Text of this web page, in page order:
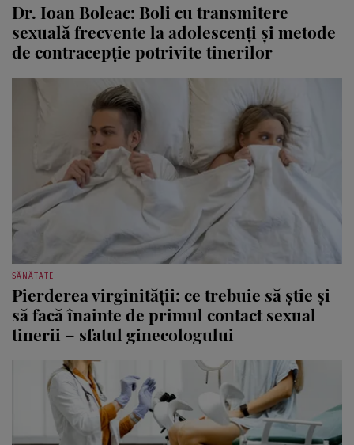
Dr. Ioan Boleac: Boli cu transmitere
sexuală frecvente la adolescenți și metode
de contracepție potrivite tinerilor
SĂNĂTATE
Pierderea virginității: ce trebuie să știe și
să facă înainte de primul contact sexual
tinerii – sfatul ginecologului